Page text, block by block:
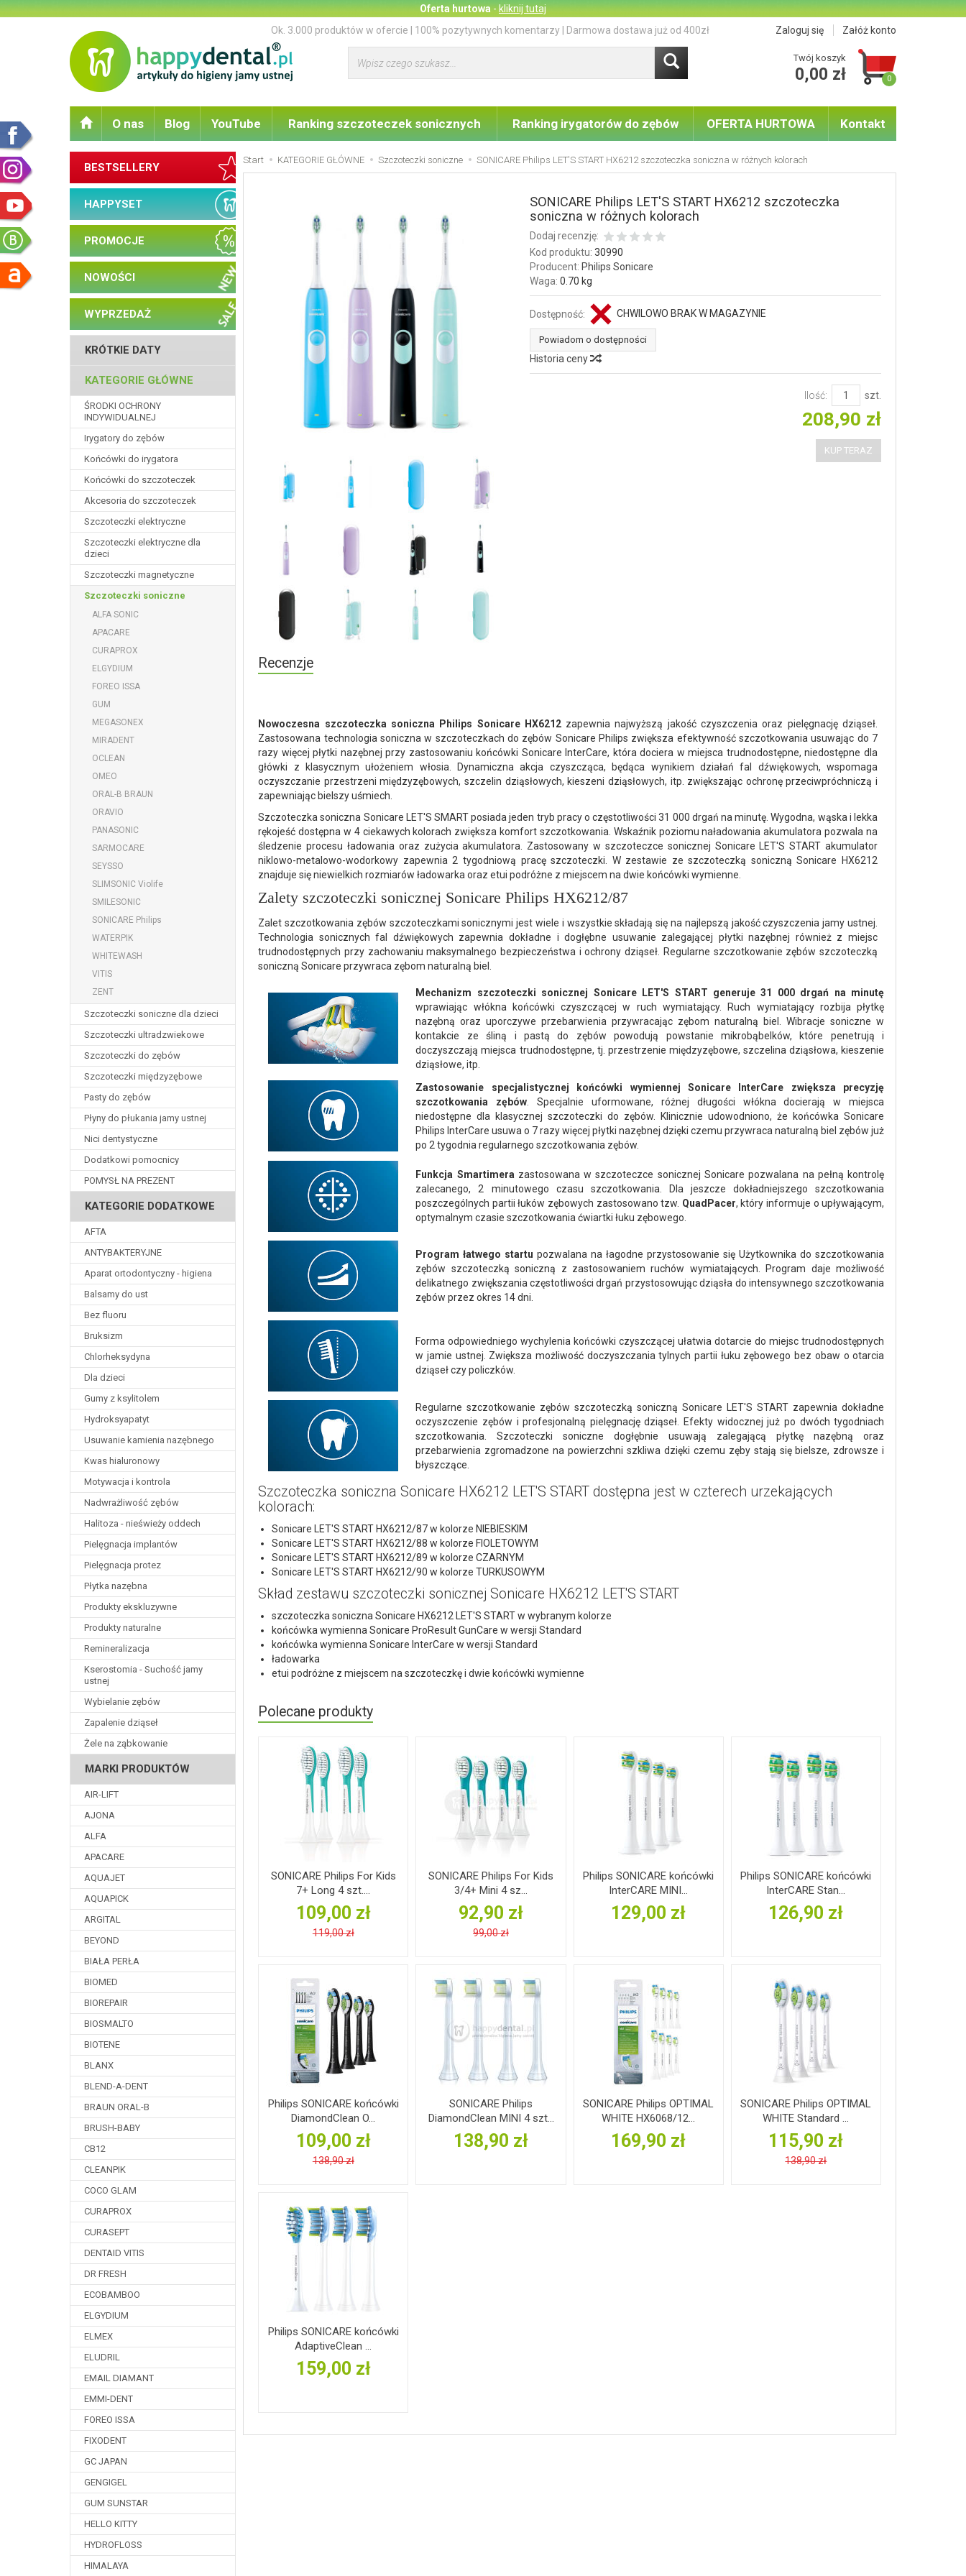
Oferta hurtowa-kliknij tutaj
Zaloguj się
Załóż konto
Ok. 3.000 produktów w ofercie | 100% pozytywnych komentarzy | Darmowa dostawa już od 400zł
Twój koszyk
0,00 zł 0
O nas Blog YouTube Ranking szczoteczek sonicznych Ranking irygatorów do zębów OFERTA HURTOWA Kontakt
Start KATEGORIE GŁÓWNE Szczoteczki soniczne SONICARE Philips LET'S START HX6212 szczoteczka soniczna w różnych kolorach
SONICARE Philips LET'S START HX6212 szczoteczka
soniczna w różnych kolorach
Dodaj recenzję:
Kod produktu: 30990
Producent: Philips Sonicare
Waga: 0.70 kg
Dostępność: CHWILOWO BRAK W MAGAZYNIE
Powiadom o dostępności
Historia ceny
Ilość: szt.
208,90 zł
KUP TERAZ
Recenzje
Nowoczesna szczoteczka soniczna Philips Sonicare HX6212zapewnia najwyższą jakość czyszczenia oraz pielęgnację dziąseł.
Zastosowana technologia soniczna w szczoteczkach do zębów Sonicare Philips zwiększa efektywność szczotkowania usuwając do 7
razy więcej płytki nazębnej przy zastosowaniu końcówki Sonicare InterCare, która dociera w miejsca trudnodostępne, niedostępne dla
główki z klasycznym ułożeniem włosia. Dynamiczna akcja czyszcząca, będąca wynikiem działań fal dźwiękowych, wspomaga
oczyszczanie przestrzeni międzyzębowych, szczelin dziąsłowych, kieszeni dziąsłowych, itp. zwiększając ochronę przeciwpróchniczą i
zapewniając bielszy uśmiech.
Szczoteczka soniczna Sonicare LET'S SMART posiada jeden tryb pracy o częstotliwości 31 000 drgań na minutę. Wygodna, wąska i lekka
rękojeść dostępna w 4 ciekawych kolorach zwiększa komfort szczotkowania. Wskaźnik poziomu naładowania akumulatora pozwala na
śledzenie procesu ładowania oraz zużycia akumulatora. Zastosowany w szczoteczce sonicznej Sonicare LET'S START akumulator
niklowo-metalowo-wodorkowy zapewnia 2 tygodniową pracę szczoteczki. W zestawie ze szczoteczką soniczną Sonicare HX6212
znajduje się niewielkich rozmiarów ładowarka oraz etui podróżne z miejscem na dwie końcówki wymienne.
Zalety szczoteczki sonicznej Sonicare Philips HX6212/87
Zalet szczotkowania zębów szczoteczkami sonicznymi jest wiele i wszystkie składają się na najlepszą jakość czyszczenia jamy ustnej.
Technologia sonicznych fal dźwiękowych zapewnia dokładne i dogłębne usuwanie zalegającej płytki nazębnej również z miejsc
trudnodostępnych przy zachowaniu maksymalnego bezpieczeństwa i ochrony dziąseł. Regularne szczotkowanie zębów szczoteczką
soniczną Sonicare przywraca zębom naturalną biel.
Mechanizm szczoteczki sonicznej Sonicare LET'S START generuje 31 000 drgań na minutę
wprawiając włókna końcówki czyszczącej w ruch wymiatający. Ruch wymiatający rozbija płytkę
nazębną oraz uporczywe przebarwienia przywracając zębom naturalną biel. Wibracje soniczne w
kontakcie ze śliną i pastą do zębów powodują powstanie mikrobąbelków, które penetrują i
doczyszczają miejsca trudnodostępne, tj. przestrzenie międzyzębowe, szczelina dziąsłowa, kieszenie
dziąsłowe, itp.
Zastosowanie specjalistycznej końcówki wymiennej Sonicare InterCare zwiększa precyzję
szczotkowania zębów . Specjalnie uformowane, różnej długości włókna docierają w miejsca
niedostępne dla klasycznej szczoteczki do zębów. Klinicznie udowodniono, że końcówka Sonicare
Philips InterCare usuwa o 7 razy więcej płytki nazębnej dzięki czemu przywraca naturalną biel zębów już
po 2 tygodnia regularnego szczotkowania zębów.
Funkcja Smartimera zastosowana w szczoteczce sonicznej Sonicare pozwalana na pełną kontrolę
zalecanego, 2 minutowego czasu szczotkowania. Dla jeszcze dokładniejszego szczotkowania
poszczególnych partii łuków zębowych zastosowano tzw. QuadPacer, który informuje o upływającym,
optymalnym czasie szczotkowania ćwiartki łuku zębowego.
Program łatwego startu pozwalana na łagodne przystosowanie się Użytkownika do szczotkowania
zębów szczoteczką soniczną z zastosowaniem ruchów wymiatających. Program daje możliwość
delikatnego zwiększania częstotliwości drgań przystosowując dziąsła do intensywnego szczotkowania
zębów przez okres 14 dni.
Forma odpowiedniego wychylenia końcówki czyszczącej ułatwia dotarcie do miejsc trudnodostępnych
w jamie ustnej. Zwiększa możliwość doczyszczania tylnych partii łuku zębowego bez obaw o otarcia
dziąseł czy policzków.
Regularne szczotkowanie zębów szczoteczką soniczną Sonicare LET'S START zapewnia dokładne
oczyszczenie zębów i profesjonalną pielęgnację dziąseł. Efekty widocznej już po dwóch tygodniach
szczotkowania. Szczoteczki soniczne dogłębnie usuwają zalegającą płytkę nazębną oraz
przebarwienia zgromadzone na powierzchni szkliwa dzięki czemu zęby stają się bielsze, zdrowsze i
błyszczące.
Szczoteczka soniczna Sonicare HX6212 LET'S START dostępna jest w czterech urzekających
kolorach:
Sonicare LET'S START HX6212/87 w kolorze NIEBIESKIM
Sonicare LET'S START HX6212/88 w kolorze FIOLETOWYM
Sonicare LET'S START HX6212/89 w kolorze CZARNYM
Sonicare LET'S START HX6212/90 w kolorze TURKUSOWYM
Skład zestawu szczoteczki sonicznej Sonicare HX6212 LET'S START
szczoteczka soniczna Sonicare HX6212 LET'S START w wybranym kolorze
końcówka wymienna Sonicare ProResult GunCare w wersji Standard
końcówka wymienna Sonicare InterCare w wersji Standard
ładowarka
etui podróżne z miejscem na szczoteczkę i dwie końcówki wymienne
Polecane produkty
SONICARE Philips For Kids
7+ Long 4 szt....
109,00 zł
119,00 zł
SONICARE Philips For Kids
3/4+ Mini 4 sz...
92,90 zł
99,00 zł
Philips SONICARE końcówki
InterCARE MINI...
129,00 zł
Philips SONICARE końcówki
InterCARE Stan...
126,90 zł
Philips SONICARE końcówki
DiamondClean O...
109,00 zł
138,90 zł
SONICARE Philips
DiamondClean MINI 4 szt...
138,90 zł
SONICARE Philips OPTIMAL
WHITE HX6068/12...
169,90 zł
SONICARE Philips OPTIMAL
WHITE Standard ...
115,90 zł
138,90 zł
Philips SONICARE końcówki
AdaptiveClean ...
159,00 zł
BESTSELLERY
HAPPYSET
PROMOCJE
NOWOŚCI
WYPRZEDAŻ
KRÓTKIE DATY
KATEGORIE GŁÓWNE
ŚRODKI OCHRONY
INDYWIDUALNEJ
Irygatory do zębów
Końcówki do irygatora
Końcówki do szczoteczek
Akcesoria do szczoteczek
Szczoteczki elektryczne
Szczoteczki elektryczne dla
dzieci
Szczoteczki magnetyczne
Szczoteczki soniczne
ALFA SONIC
APACARE
CURAPROX
ELGYDIUM
FOREO ISSA
GUM
MEGASONEX
MIRADENT
OCLEAN
OMEO
ORAL-B BRAUN
ORAVIO
PANASONIC
SARMOCARE
SEYSSO
SLIMSONIC Violife
SMILESONIC
SONICARE Philips
WATERPIK
WHITEWASH
VITIS
ZENT
Szczoteczki soniczne dla dzieci
Szczoteczki ultradzwiekowe
Szczoteczki do zębów
Szczoteczki międzyzębowe
Pasty do zębów
Płyny do płukania jamy ustnej
Nici dentystyczne
Dodatkowi pomocnicy
POMYSŁ NA PREZENT
KATEGORIE DODATKOWE
AFTA
ANTYBAKTERYJNE
Aparat ortodontyczny - higiena
Balsamy do ust
Bez fluoru
Bruksizm
Chlorheksydyna
Dla dzieci
Gumy z ksylitolem
Hydroksyapatyt
Usuwanie kamienia nazębnego
Kwas hialuronowy
Motywacja i kontrola
Nadwrażliwość zębów
Halitoza - nieświeży oddech
Pielęgnacja implantów
Pielęgnacja protez
Płytka nazębna
Produkty ekskluzywne
Produkty naturalne
Remineralizacja
Kserostomia - Suchość jamy
ustnej
Wybielanie zębów
Zapalenie dziąseł
Żele na ząbkowanie
MARKI PRODUKTÓW
AIR-LIFT
AJONA
ALFA
APACARE
AQUAJET
AQUAPICK
ARGITAL
BEYOND
BIAŁA PERŁA
BIOMED
BIOREPAIR
BIOSMALTO
BIOTENE
BLANX
BLEND-A-DENT
BRAUN ORAL-B
BRUSH-BABY
CB12
CLEANPIK
COCO GLAM
CURAPROX
CURASEPT
DENTAID VITIS
DR FRESH
ECOBAMBOO
ELGYDIUM
ELMEX
ELUDRIL
EMAIL DIAMANT
EMMI-DENT
FOREO ISSA
FIXODENT
GC JAPAN
GENGIGEL
GUM SUNSTAR
HELLO KITTY
HYDROFLOSS
HIMALAYA